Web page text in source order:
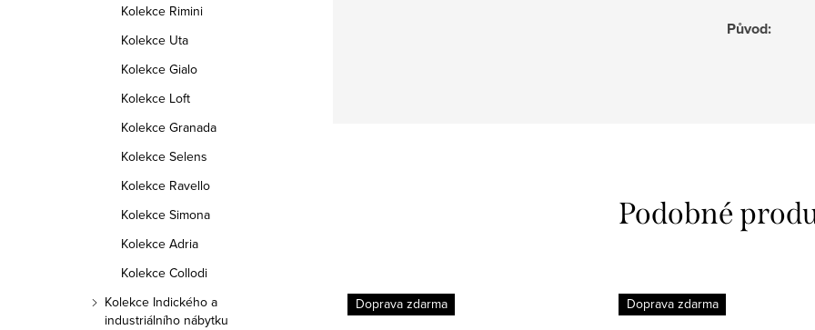
Kolekce Rimini
Kolekce Uta
Kolekce Gialo
Kolekce Loft
Kolekce Granada
Kolekce Selens
Kolekce Ravello
Kolekce Simona
Kolekce Adria
Kolekce Collodi
Kolekce Indického a
industriálního nábytku
Původ:
Doprava zdarma Doprava zdarma Doprava zdarma